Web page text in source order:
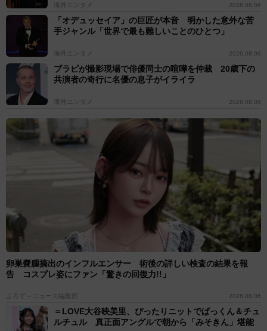
海外エンタメ 2026.08.06
「オデュッセイア」の巨匠が本音 明かした意外な苦
手ジャンル「世界で最も難しいことのひとつ」
海外エンタメ 2026.08.06
ブラピが撮影現場で俳優同士の喧嘩を仲裁 20歳下の
共演者の奇行に名優の息子がイライラ
海外エンタメ 2026.08.06
卵巣嚢腫摘出のインフルエンサー 術後の詳しい検査の結果を報
告 コスプレ姿にファン「驚きの回復力!!」
よろず～ニュース編集部 2026.08.06
＝LOVE大谷映美里、ぴったりニットでぱっくん＆チュ
ルチュル 真正面アングルで朝から「みそきん」堪能